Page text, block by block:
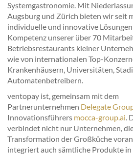
Systemgastronomie. Mit
Augsburg und Zürich bieten wir seit
individuelle und innovative
Kompetenz unserer über 70
Betriebsrestaurants kleiner
wie von internationalen Top-
Krankenhäusern, Universitäten,
Automatenbetreibern.
ventopay ist, gemeinsam mit dem
Partnerunternehmen Delegate
Innovationsführers mocca-group.ai.
verbindet nicht nur Unternehmen,
Transformation der Großküche
integriert auch sämtliche Produkte in